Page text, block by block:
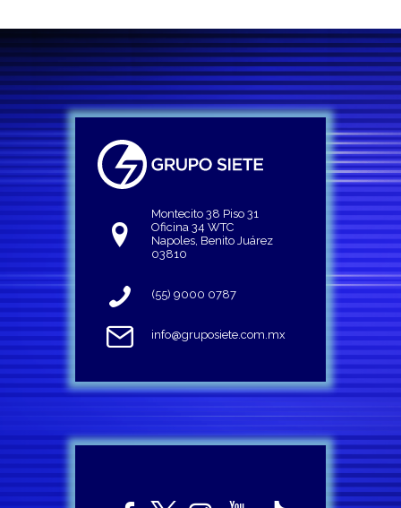
Montecito 38 Piso 31
Oficina 34 WTC
Napoles, Benito Juárez
03810
(55) 9000 0787
info@gruposiete.com.mx